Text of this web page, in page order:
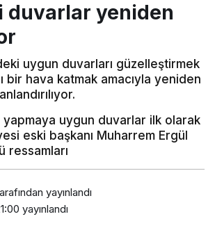
duvarlar yeniden
uygun duvarları güzelleştirmek
bir hava katmak amacıyla yeniden
yapmaya uygun duvarlar ilk olarak
eski başkanı Muharrem Ergül
ressamları
yayınlandı
yayınlandı